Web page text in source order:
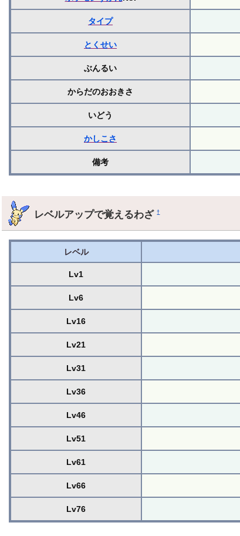
タイプ
とくせい
ぶんるい
からだのおおきさ
いどう
かしこさ
備考
レベルアップで覚えるわざ†
レベル
Lv1
Lv6
Lv16
Lv21
Lv31
Lv36
Lv46
Lv51
Lv61
Lv66
Lv76